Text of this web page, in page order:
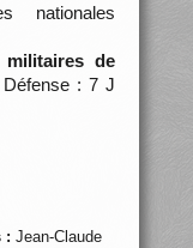
nationales
militaires de
: 7 J
: Jean-Claude